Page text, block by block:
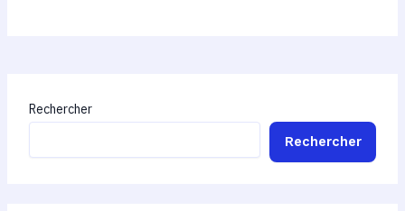
Rechercher
Rechercher